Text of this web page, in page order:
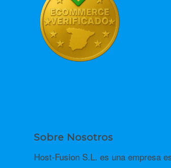
Sobre Nosotros
Host-Fusion S.L. es una empresa